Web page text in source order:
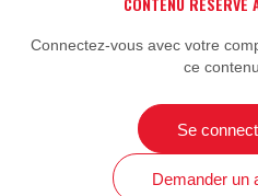
Connectez-vous avec votre
ce contenu.
Se
Demander un